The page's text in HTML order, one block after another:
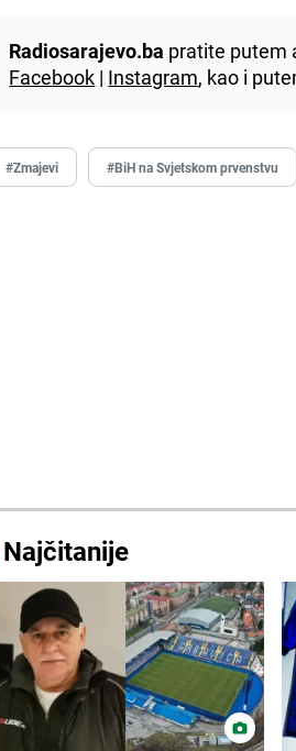
Radiosarajevo.ba pratite putem
Facebook | Instagram, kao i
#Zmajevi #BiH na Svjetskom prvenstvu
Najčitanije